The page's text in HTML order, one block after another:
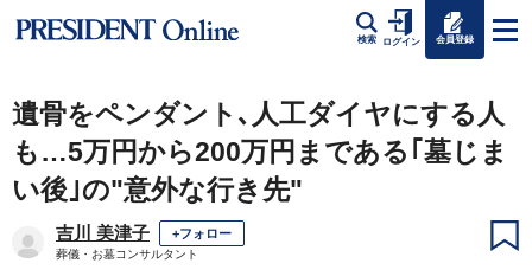
検索 ログイン 会員登録
遺骨をペンダント､人工ダイヤにする人
も…5万円から200万円まである｢墓じま
い後｣の"意外な行き先"
吉川 美津子 +フォロー
葬儀・お墓コンサルタント